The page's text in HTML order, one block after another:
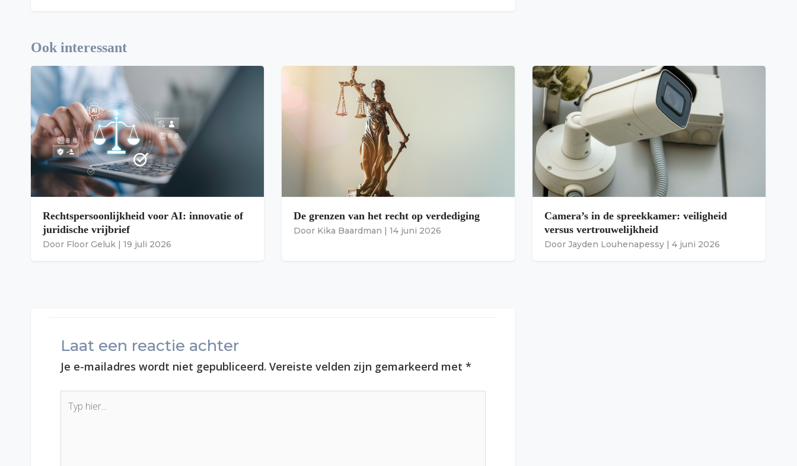
Ook interessant
Rechtspersoonlijkheid voor AI: innovatie of
juridische vrijbrief
Door Floor Geluk | 19 juli 2026
De grenzen van het recht op verdediging
Door Kika Baardman | 14 juni 2026
Camera’s in de spreekkamer: veiligheid
versus vertrouwelijkheid
Door Jayden Louhenapessy | 4 juni 2026
Laat een reactie achter
Je e-mailadres wordt niet gepubliceerd. Vereiste velden zijn gemarkeerd met *
hier...